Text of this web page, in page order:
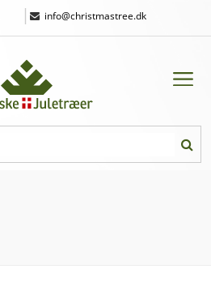
| info@christmastree.dk